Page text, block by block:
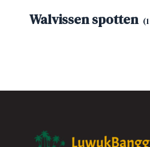
Walvissen spotten